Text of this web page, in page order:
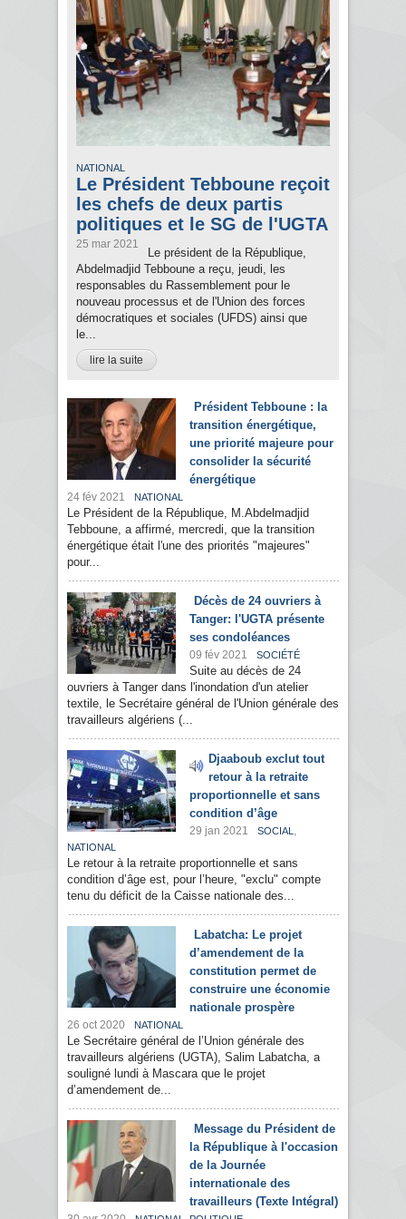
NATIONAL
Le Président Tebboune reçoit
les chefs de deux partis
politiques et le SG de l'UGTA
25 mar 2021
Le président de la République,
Abdelmadjid Tebboune a reçu, jeudi, les
responsables du Rassemblement pour le
nouveau processus et de l'Union des forces
démocratiques et sociales (UFDS) ainsi que
le...
lire la suite
Président Tebboune : la
transition énergétique,
une priorité majeure pour
consolider la sécurité
énergétique
24 fév 2021 NATIONAL
Le Président de la République, M.Abdelmadjid
Tebboune, a affirmé, mercredi, que la transition
énergétique était l'une des priorités "majeures"
pour...
Décès de 24 ouvriers à
Tanger: l'UGTA présente
ses condoléances
09 fév 2021 SOCIÉTÉ
Suite au décès de 24
ouvriers à Tanger dans l'inondation d'un atelier
textile, le Secrétaire général de l'Union générale des
travailleurs algériens (...
Djaaboub exclut tout
retour à la retraite
proportionnelle et sans
condition d’âge
29 jan 2021 SOCIAL ,
NATIONAL
Le retour à la retraite proportionnelle et sans
condition d’âge est, pour l’heure, "exclu" compte
tenu du déficit de la Caisse nationale des...
Labatcha: Le projet
d’amendement de la
constitution permet de
construire une économie
nationale prospère
26 oct 2020 NATIONAL
Le Secrétaire général de l’Union générale des
travailleurs algériens (UGTA), Salim Labatcha, a
souligné lundi à Mascara que le projet
d’amendement de...
Message du Président de
la République à l'occasion
de la Journée
internationale des
travailleurs (Texte Intégral)